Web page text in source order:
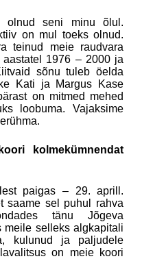
olnud seni minu õlul.
on mul toeks olnud.
teinud meie raudvara
aastatel 1976 – 2000 ja
sõnu tuleb öelda
Kati ja Margus Kase
on mitmed mehed
loobuma. Vajaksime
kolmekümnendat
paigas – 29. aprill.
saame sel puhul rahva
tänu Jõgeva
meile selleks algkapitali
kulunud ja paljudele
on meie koori